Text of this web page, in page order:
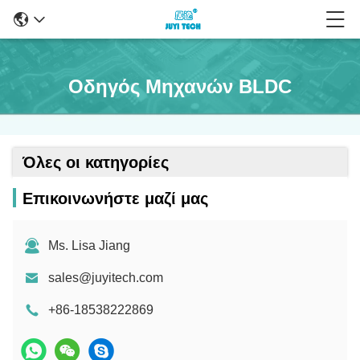
Οδηγός Μηχανών BLDC
Όλες οι κατηγορίες
Επικοινωνήστε μαζί μας
Ms. Lisa Jiang
sales@juyitech.com
+86-18538222869